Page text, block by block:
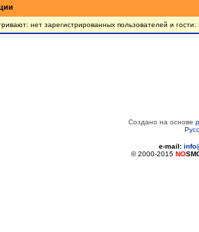
нет зарегистрированных пользователей и гости:
Создано на основе
e-mail:
© 2000-2015 NO